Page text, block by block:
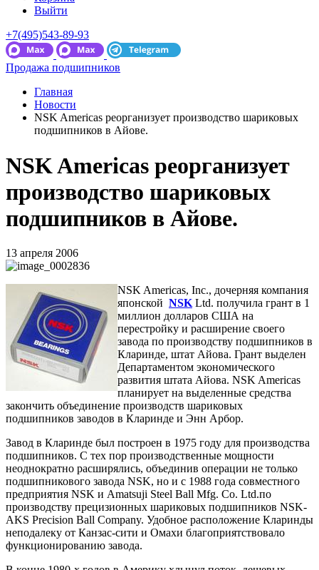
Выйти
+7(495)543-89-93
Продажа подшипников
Главная
Новости
NSK Americas реорганизует производство шариковых
подшипников в Айове.
NSK Americas реорганизует
производство шариковых
подшипников в Айове.
13 апреля 2006
NSK Americas, Inc., дочерняя компания
японской NSK Ltd. получила грант в 1
миллион долларов США на
перестройку и расширение своего
завода по производству подшипников в
Кларинде, штат Айова. Грант выделен
Департаментом экономического
развития штата Айова. NSK Americas
планирует на выделенные средства
закончить объединение производств шариковых
подшипников заводов в Кларинде и Энн Арбор.
Завод в Кларинде был построен в 1975 году для производства
подшипников. С тех пор производственные мощности
неоднократно расширялись, объединив операции не только
подшипникового завода NSK, но и с 1988 года совместного
предприятия NSK и Amatsuji Steel Ball Mfg. Co. Ltd.по
производству прецизионных шариковых подшипников NSK-
AKS Precision Ball Company. Удобное расположение Кларинды
неподалеку от Канзас-сити и Омахи благоприятствовало
функционированию завода.